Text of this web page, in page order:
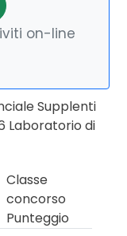
on-line
Supplenti
Laboratorio di
Classe
concorso
Punteggio